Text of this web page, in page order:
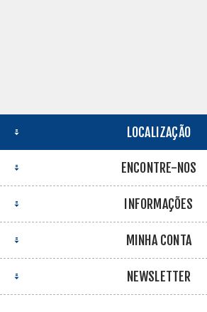
LOCALIZAÇÃO
ENCONTRE-NOS
INFORMAÇÕES
MINHA CONTA
NEWSLETTER